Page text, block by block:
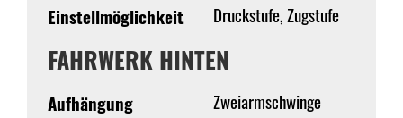
Einstellmöglichkeit
Druckstufe, Zugstufe
FAHRWERK HINTEN
Aufhängung
Zweiarmschwinge